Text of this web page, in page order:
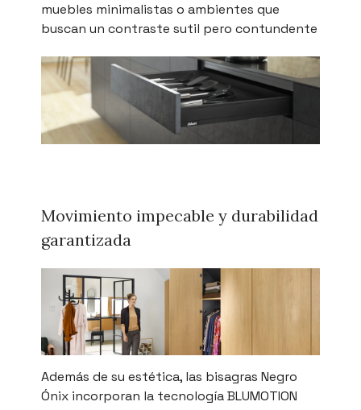
muebles minimalistas o ambientes que
buscan un contraste sutil pero contundente
Movimiento impecable y durabilidad
garantizada
Además de su estética, las bisagras Negro
Ónix incorporan la tecnología BLUMOTION